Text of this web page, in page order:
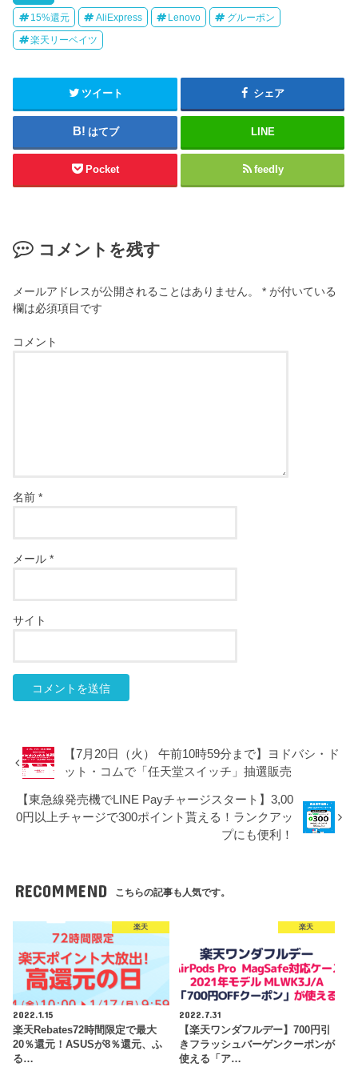
15%還元 AliExpress Lenovo グルーポン
楽天リーベイツ
ツイート シェア
はてブ LINE
Pocket feedly
コメントを残す
メールアドレスが公開されることはありません。 * が付いている
欄は必須項目です
コメント
名前*
メール*
サイト
【7月20日（火） 午前10時59分まで】ヨドバシ・ド
ット・コムで「任天堂スイッチ」抽選販売
【東急線発売機でLINE Payチャージスタート】3,00
0円以上チャージで300ポイント貰える！ランクアッ
プにも便利！
RECOMMEND こちらの記事も人気です。
楽天
2022.1.15
楽天Rebates72時間限定で最大
20％還元！ASUSが8％還元、ふ
る…
楽天
2022.7.31
【楽天ワンダフルデー】700円引
きフラッシュバーゲンクーポンが
使える「ア…